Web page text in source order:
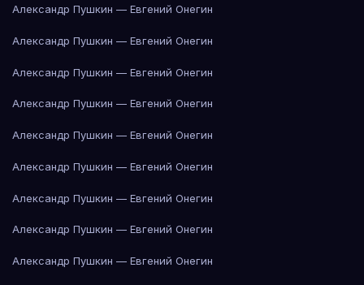
Александр Пушкин — Евгений Онегин
Александр Пушкин — Евгений Онегин
Александр Пушкин — Евгений Онегин
Александр Пушкин — Евгений Онегин
Александр Пушкин — Евгений Онегин
Александр Пушкин — Евгений Онегин
Александр Пушкин — Евгений Онегин
Александр Пушкин — Евгений Онегин
Александр Пушкин — Евгений Онегин